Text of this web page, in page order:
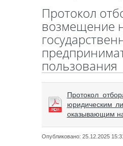
Протокол
возмещение
пользования
Протокол
юридическим
оказывающим
Опубликовано: 25.12.2025